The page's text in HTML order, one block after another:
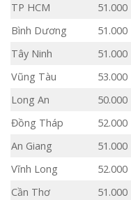
TP HCM
51.000
Bình Dương
51.000
Tây Ninh
51.000
Vũng Tàu
53.000
Long An
50.000
Đồng Tháp
52.000
An Giang
51.000
Vĩnh Long
52.000
Cần Thơ
51.000